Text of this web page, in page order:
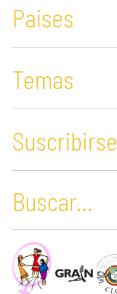
Paises
Temas
Suscribirse